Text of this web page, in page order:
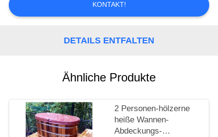
SITEMAP
KONTAKT!
DETAILS ENTFALTEN
Ähnliche Produkte
2 Personen-hölzerne
heiße Wannen-
Abdeckungs-